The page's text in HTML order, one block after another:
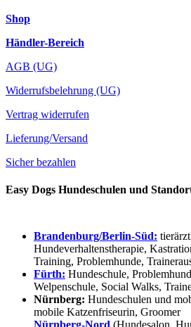
Shop
Händler-Bereich
AGB (UG)
Widerrufsbelehrung (UG)
Vertrag widerrufen
Lieferung/Versand
Sicher bezahlen
Easy Dogs Hundeschulen und
Brandenburg/Berlin-Süd:
Hundeverhaltenstherapie,
Training, Problemhunde,
Fürth: Hundeschule,
Welpenschule, Social Walks,
Nürnberg: Hundeschulen und
mobile Katzenfriseurin, Groomer
Nürnberg-Nord (Hundesalon,